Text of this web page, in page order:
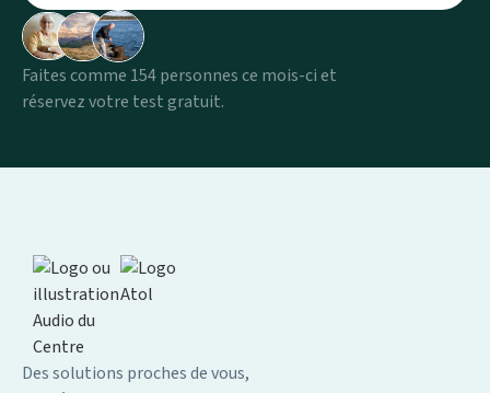
Faites comme 154 personnes ce mois-ci et
réservez votre test gratuit.
Des solutions proches de vous,